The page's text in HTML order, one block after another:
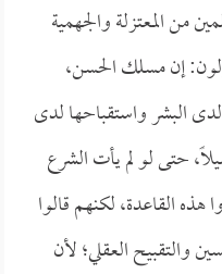
من المعتزلة والجهمية
إن مسلك الحسن،
البشر واستقباحها لدى
حتى لو لم يأت الشرع
هذه القاعدة، لكنهم قالوا
والتقبيح العقلي؛ لأن